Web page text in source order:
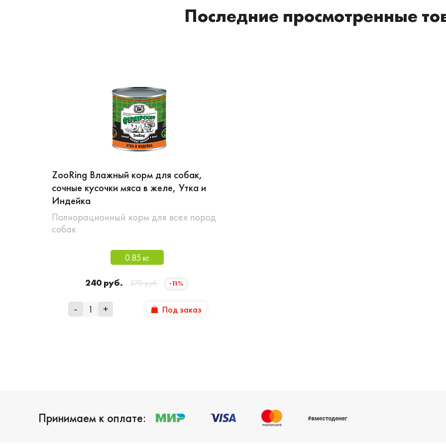
Последние просмотренные
ZooRing Влажный корм для собак,
сочные кусочки мяса в желе, Утка и
Индейка
Полнорационный корм для всех пород
собак
0.85 кг.
240 руб. 270 руб. -11%
- + Под заказ
Принимаем к оплате: